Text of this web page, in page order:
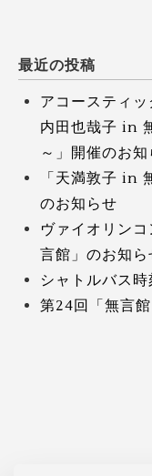
最近の投稿
アコースティ
内田也哉子 in
～」開催のお知
「天満敦子 in
のお知らせ
ヴァイオリン
言館」のお知ら
シャトルバス
第24回「無言